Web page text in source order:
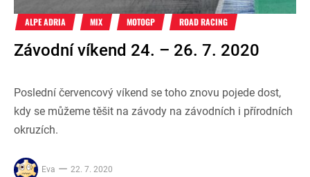
ALPE ADRIA MIX MOTOGP ROAD RACING
Závodní víkend 24. – 26. 7. 2020
Poslední červencový víkend se toho znovu pojede dost,
kdy se můžeme těšit na závody na závodních i přírodních
okruzích.
Eva 22. 7. 2020